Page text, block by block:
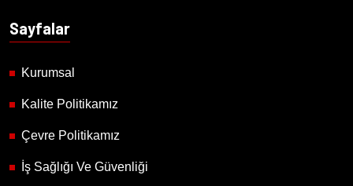
Sayfalar
Kurumsal
Kalite Politikamız
Çevre Politikamız
İş Sağlığı Ve Güvenliği